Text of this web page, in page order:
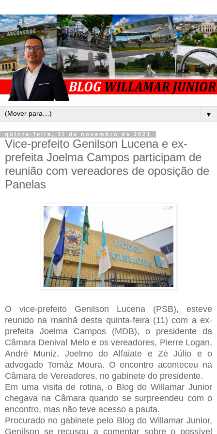
▼
quinta-feira, 11 de novembro de 2021
Vice-prefeito Genilson Lucena e ex-
prefeita Joelma Campos participam de
reunião com vereadores de oposição de
Panelas
O vice-prefeito Genilson Lucena (PSB), esteve
reunido na manhã desta quinta-feira (11) com a ex-
prefeita Joelma Campos (MDB), o presidente da
Câmara Denival Melo e os vereadores, Pierre Logan,
André Muniz, Joelmo do Alfaiate e Zé Júlio e o
advogado Tomáz Moura. O encontro aconteceu na
Câmara de Vereadores, no gabinete do presidente.
Em uma visita de rotina, o Blog do Willamar Junior
chegava na Câmara quando se surpreendeu com o
encontro, mas não teve acesso a pauta.
Procurado no gabinete pelo Blog do Willamar Junior,
Genilson se recusou a comentar sobre o possível